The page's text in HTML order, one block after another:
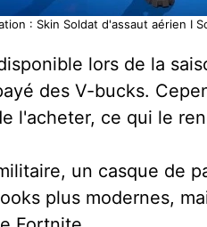
: Skin Soldat d'assaut aérien I
lors de la
des V-bucks.
l'acheter, ce qui le
un casque de
plus modernes,